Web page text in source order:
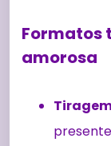
Formatos
amorosa